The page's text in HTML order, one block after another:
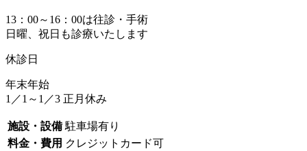
13：00～16：00は往診・手術
日曜、祝日も診療いたします
休診日
年末年始
1／1～1／3 正月休み
施設・設備 駐車場有り
料金・費用 クレジットカード可